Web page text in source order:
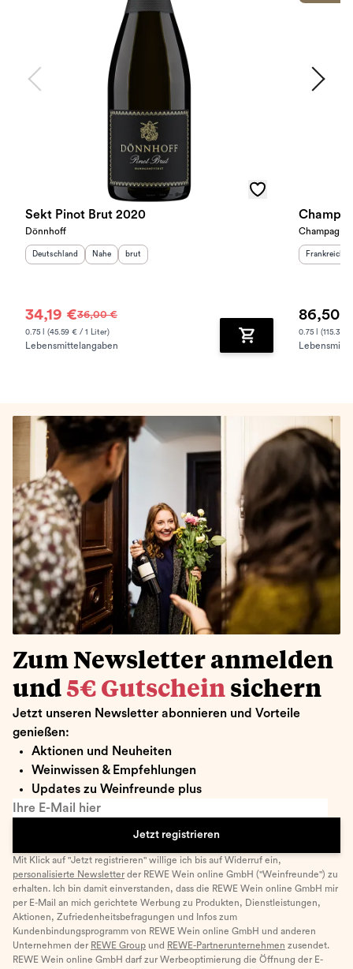
Sekt Pinot Brut 2020
Dönnhoff
Herkunftsland
Deutschland Herkunftsregion
Nahe Geschmack
brut
34,19 €36,00 €
0.75 l (45.59 € / 1 Liter)
Lebensmittelangaben Zum Warenkorb
Champagne
Frankreich
86,50
0.75 l (115.33
Zum Newsletter anmelden
und 5€ Gutschein sichern
Jetzt unseren Newsletter abonnieren und Vorteile
genießen:
Aktionen und Neuheiten
Weinwissen & Empfehlungen
Updates zu Weinfreunde plus
Ihre E-Mail hier
Jetzt registrieren
Mit Klick auf "Jetzt registrieren" willige ich bis auf Widerruf ein,
personalisierte Newsletter der REWE Wein online GmbH ("Weinfreunde") zu
erhalten. Ich bin damit einverstanden, dass die REWE Wein online GmbH mir
per E-Mail an mich gerichtete Werbung zu Produkten, Dienstleistungen,
Aktionen, Zufriedenheitsbefragungen und Infos zum
Kundenbindungsprogramm von REWE Wein online GmbH und anderen
Unternehmen der REWE Group und REWE-Partnerunternehmen zusendet.
REWE Wein online GmbH darf zur Werbeoptimierung die Öffnung der E-